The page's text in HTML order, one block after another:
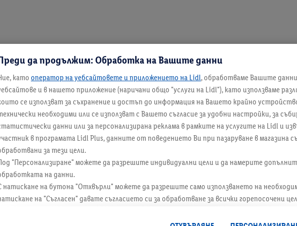
да продължим: Обработка на Вашите данни
като оператор на уебсайтовете и приложението на Lidl, обработваме Вашите
и в нашето приложение (наричани общо "услуги на Lidl"), като използваме
се използват за съхранение и достъп до информация на Вашето крайно
необходими или се използват с Вашето съгласие за удобни настройки, за
данни или за персонализирана реклама в рамките на услугите на Lidl и
в програмата Lidl Plus, данните от поведението Ви при пазаруване в магазина
за тези цели.
"Персонализиране" можете да разрешите индивидуални цели и да намерите
на данни.
натискане на бутона "Отхвърли" можете да разрешите само използването на
на "Съгласен" давате съгласието си за обработване за всички горепосочени
всяко време с действие за в бъдеще, можете да намерите в нашата
политика за